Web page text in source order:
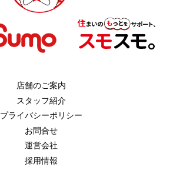
店舗のご案内
スタッフ紹介
プライバシーポリシー
お問合せ
運営会社
採用情報